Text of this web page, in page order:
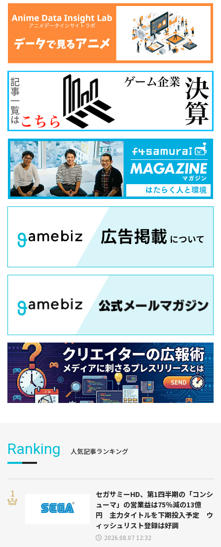
Ranking 人気記事ランキング
セガサミーHD、第1四半期の「コンシ
ューマ」の営業益は75％減の13億
円 主力タイトルを下期投入予定 ウ
ィッシュリスト登録は好調
2026.08.07 12:32